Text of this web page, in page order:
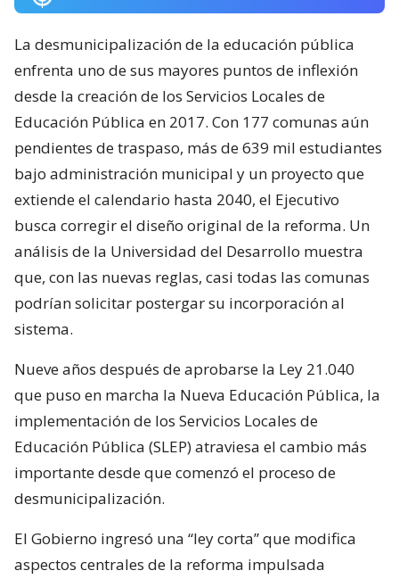
La desmunicipalización de la educación pública
enfrenta uno de sus mayores puntos de inflexión
desde la creación de los Servicios Locales de
Educación Pública en 2017. Con 177 comunas aún
pendientes de traspaso, más de 639 mil estudiantes
bajo administración municipal y un proyecto que
extiende el calendario hasta 2040, el Ejecutivo
busca corregir el diseño original de la reforma. Un
análisis de la Universidad del Desarrollo muestra
que, con las nuevas reglas, casi todas las comunas
podrían solicitar postergar su incorporación al
sistema.
Nueve años después de aprobarse la Ley 21.040
que puso en marcha la Nueva Educación Pública, la
implementación de los Servicios Locales de
Educación Pública (SLEP) atraviesa el cambio más
importante desde que comenzó el proceso de
desmunicipalización.
El Gobierno ingresó una “ley corta” que modifica
aspectos centrales de la reforma impulsada